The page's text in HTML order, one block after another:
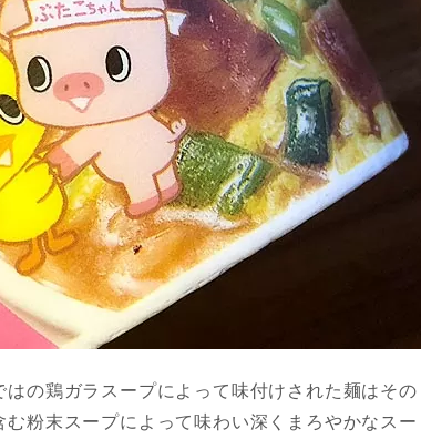
の鶏ガラスープによって味付けされた麺はその
粉末スープによって味わい深くまろやかなスー